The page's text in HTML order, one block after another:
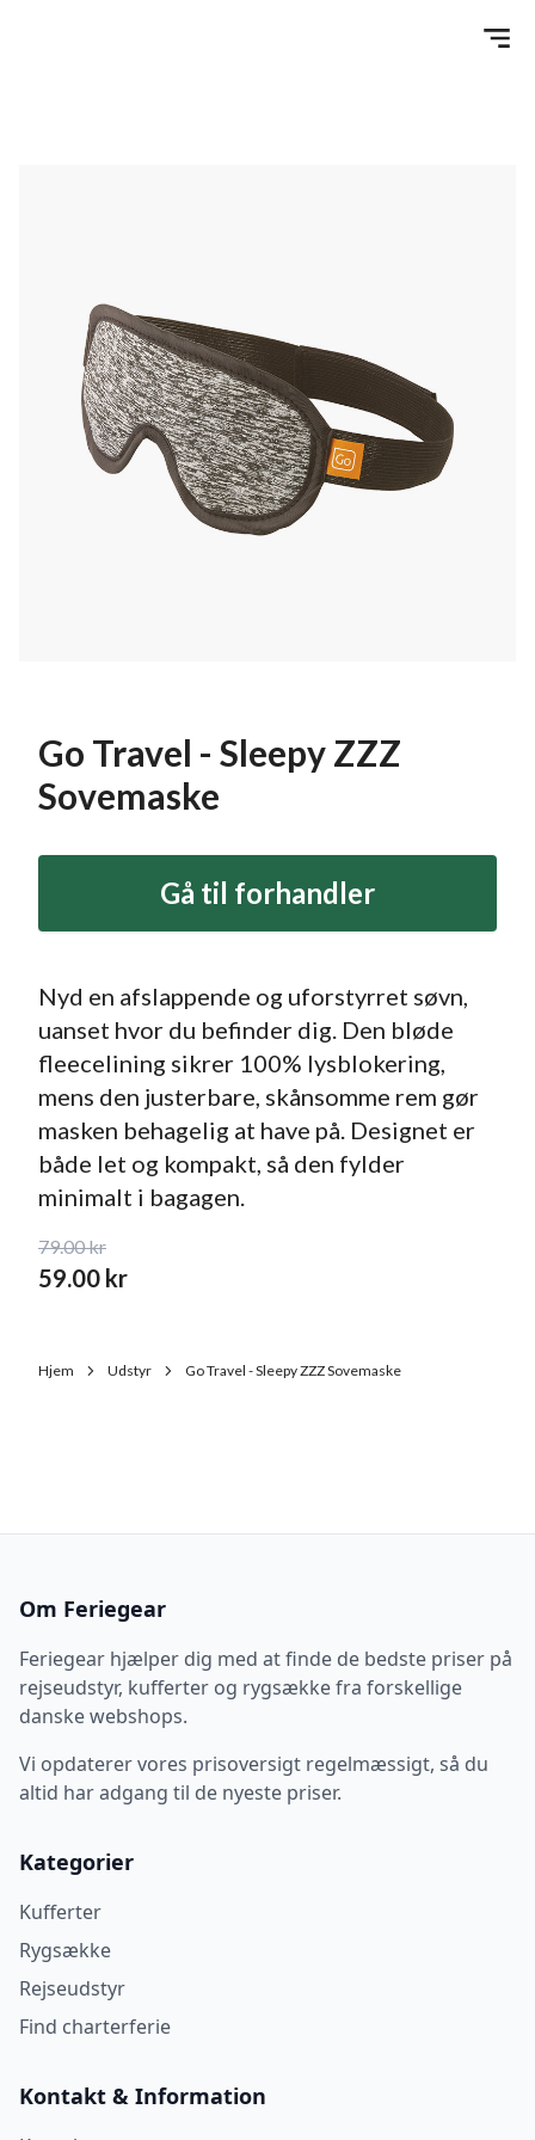
Go Travel - Sleepy ZZZ
Sovemaske
Nyd en afslappende og uforstyrret søvn,
uanset hvor du befinder dig. Den bløde
fleecelining sikrer 100% lysblokering,
mens den justerbare, skånsomme rem gør
masken behagelig at have på. Designet er
både let og kompakt, så den fylder
minimalt i bagagen.
79.00kr
59.00 kr
Gå til forhandler
Hjem Udstyr Go Travel - Sleepy ZZZ Sovemaske
Om Feriegear
Feriegear hjælper dig med at finde de bedste priser på
rejseudstyr, kufferter og rygsække fra forskellige
danske webshops.
Vi opdaterer vores prisoversigt regelmæssigt, så du
altid har adgang til de nyeste priser.
Kategorier
Kufferter
Rygsække
Rejseudstyr
Find charterferie
Kontakt & Information